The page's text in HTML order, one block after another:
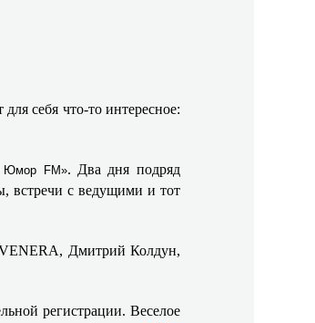
себя что-то интересное:
Юмор FM». Два дня подряд
встречи с ведущими и тот
Дмитрий Колдун,
регистрации. Веселое